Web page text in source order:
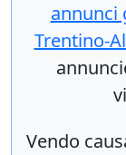
annunci
Trentino-
Vendo